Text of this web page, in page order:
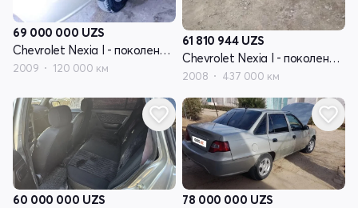
69 000 000 UZS
Chevrolet Nexia I - поколение рестайлинг
2009 120 000 км
61 810 944 UZS
Chevrolet Nexia I - поколение рестайлинг
2008 437 000 км
60 000 000 UZS
78 000 000 UZS